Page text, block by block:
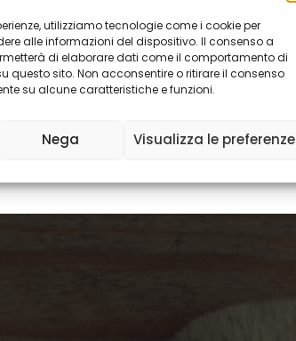
utilizziamo tecnologie come i cookie per
alle informazioni del dispositivo. Il consenso a
di elaborare dati come il comportamento di
questo sito. Non acconsentire o ritirare il consenso
su alcune caratteristiche e funzioni.
Nega Visualizza le preferenze